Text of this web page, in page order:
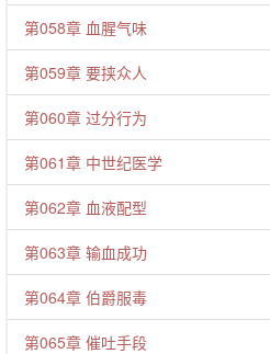
第058章 血腥气味
第059章 要挟众人
第060章 过分行为
第061章 中世纪医学
第062章 血液配型
第063章 输血成功
第064章 伯爵服毒
第065章 催吐手段